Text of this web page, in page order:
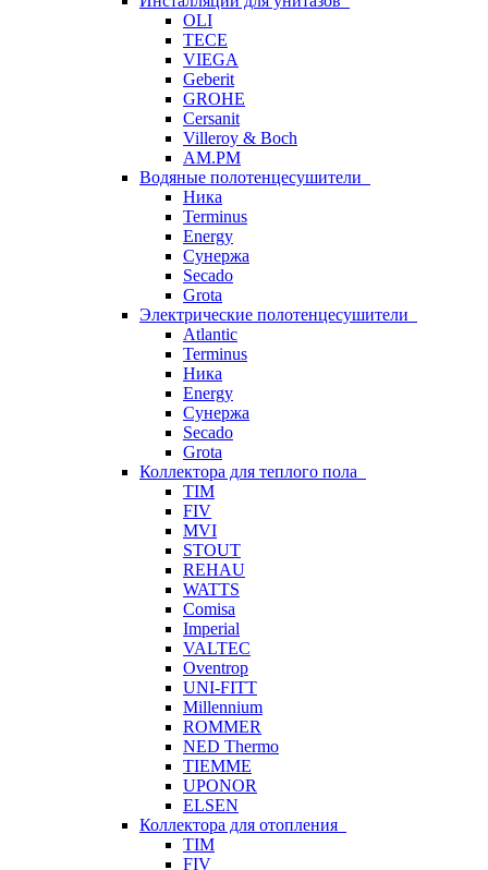
OLI
TECE
VIEGA
Geberit
GROHE
Cersanit
Villeroy & Boch
AM.PM
Водяные полотенцесушители
Ника
Terminus
Energy
Сунержа
Secado
Grota
Электрические полотенцесушители
Atlantic
Terminus
Ника
Energy
Сунержа
Secado
Grota
Коллектора для теплого пола
TIM
FIV
MVI
STOUT
REHAU
WATTS
Comisa
Imperial
VALTEC
Oventrop
UNI-FITT
Millennium
ROMMER
NED Thermo
TIEMME
UPONOR
ELSEN
Коллектора для отопления
TIM
FIV